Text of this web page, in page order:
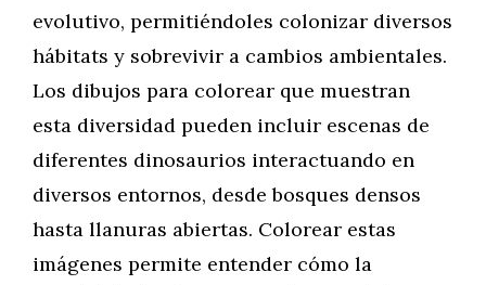
evolutivo, permitiéndoles colonizar diversos
hábitats y sobrevivir a cambios ambientales.
Los dibujos para colorear que muestran
esta diversidad pueden incluir escenas de
diferentes dinosaurios interactuando en
diversos entornos, desde bosques densos
hasta llanuras abiertas. Colorear estas
imágenes permite entender cómo la